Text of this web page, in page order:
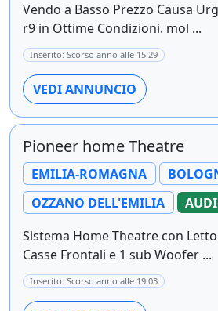
Vendo a Basso Prezzo Causa
r9 in Ottime Condizioni. mol ...
Inserito: Scorso anno alle 15:29
VEDI ANNUNCIO
Pioneer home Theatre
EMILIA-ROMAGNA
OZZANO DELL'EMILIA
Sistema Home Theatre con
Casse Frontali e 1 sub Woofer ...
Inserito: Scorso anno alle 19:03